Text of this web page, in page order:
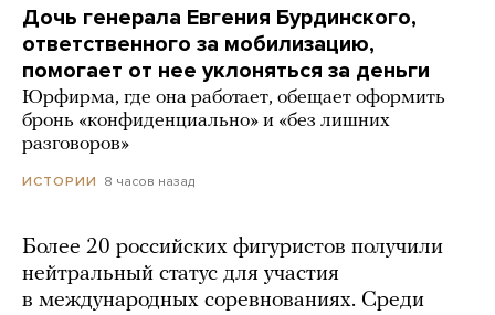
Дочь генерала Евгения Бурдинского,
ответственного за мобилизацию,
помогает от нее уклоняться за деньги
Юрфирма, где она работает, обещает оформить
бронь «конфиденциально» и «без лишних
разговоров»
ИСТОРИИ 8 часов назад
Более 20 российских фигуристов получили
нейтральный статус для участия
в международных соревнованиях. Среди